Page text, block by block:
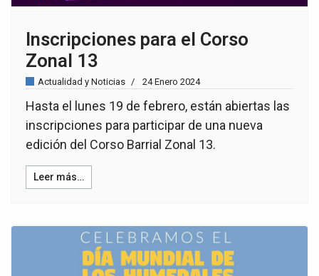
Inscripciones para el Corso
Zonal 13
Actualidad y Noticias 24 Enero 2024
Hasta el lunes 19 de febrero, están abiertas las
inscripciones para participar de una nueva
edición del Corso Barrial Zonal 13.
Leer más…